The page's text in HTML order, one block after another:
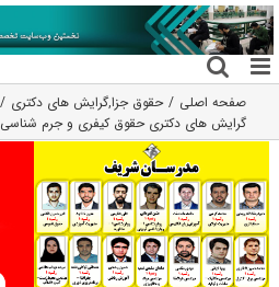
رفتن
به
محتوا
صفحه اصلی حقوق جزا,گرایش های دکتری
گرایش های دکتری ﺣﻘﻮق کیفری و جرم شناسی